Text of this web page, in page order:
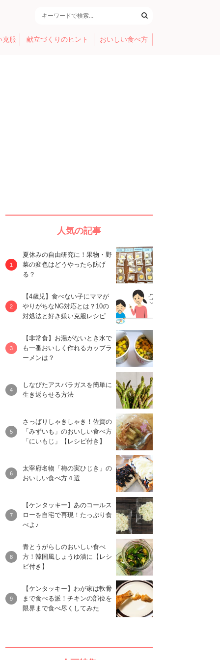
克服 献立づくりのヒント おいしい食べ方
人気の記事
夏休みの自由研究に！果物・野
菜の変色はどうやったら防げ
る？
【4歳児】食べない子にママが
やりがちなNG対応とは？10の
対処法と好き嫌い克服レシピ
【非常食】お湯がないとき水で
も一番おいしく作れるカップラ
ーメンは？
しなびたアスパラガスを簡単に
生き返らせる方法
さっぱりしゃきしゃき！佐賀の
「みずいも」のおいしい食べ方
「にいもじ」【レシピ付き】
太宰府名物「梅の実ひじき」の
おいしい食べ方４選
【ケンタッキー】あのコールス
ローを自宅で再現！たっぷり食
べよ♪
青とうがらしのおいしい食べ
方！韓国風しょうゆ漬に【レシ
ピ付き】
【ケンタッキー】わが家は軟骨
まで食べる派！チキンの部位を
限界まで食べ尽くしてみた